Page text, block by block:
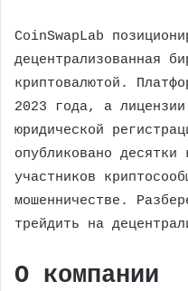
CoinSwapLab
децентрализованная
криптовалютой.
2023 года, а
юридической
опубликовано десятки
участников
мошенничестве.
трейдить на
О компании